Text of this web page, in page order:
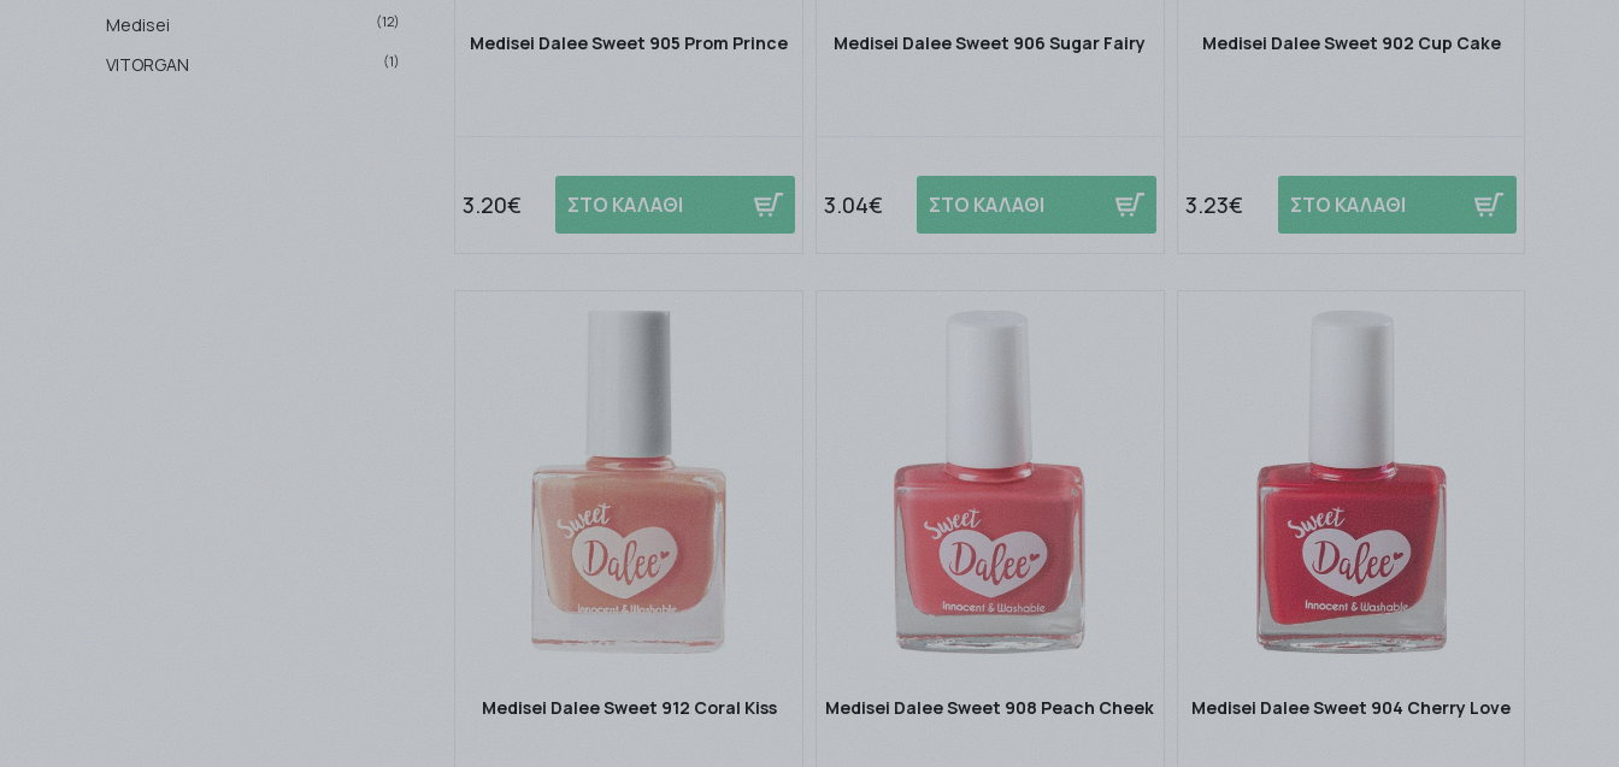
Medisei (12)
VITORGAN (1)
Medisei Dalee Sweet 905 Prom Prince
3.20€ ΣΤΟ ΚΑΛΑΘΙ
Medisei Dalee Sweet 906 Sugar Fairy
3.04€ ΣΤΟ ΚΑΛΑΘΙ
Medisei Dalee Sweet 902 Cup Cake
3.23€ ΣΤΟ ΚΑΛΑΘΙ
Medisei Dalee Sweet 912 Coral Kiss Medisei Dalee Sweet 908 Peach Cheek Medisei Dalee Sweet 904 Cherry Love